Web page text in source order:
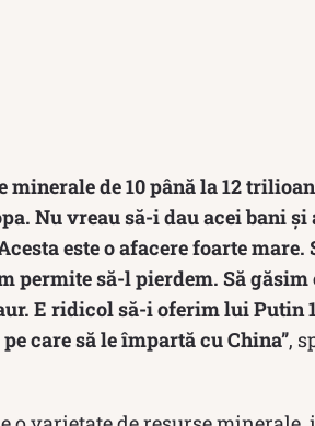
minerale de 10 până la 12
Nu vreau să-i dau acei bani
este o afacere foarte
permite să-l pierdem. Să
E ridicol să-i oferim lui Putin
care să le împartă cu China”,